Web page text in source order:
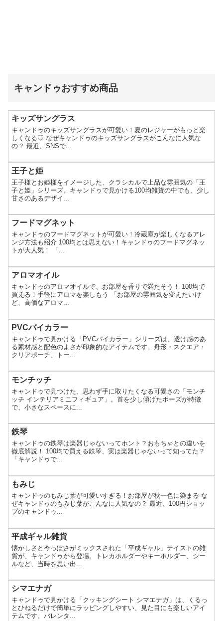
キャンドゥおすすめ商品
キッズサングラス
キャンドゥのキッズサングラスが可愛い！夏のレジャーがもっと楽
しくなる♡ なぜキャンドゥのキッズサングラスがこんなに人気な
の？ 最近、SNSで...
王子と姫
王子様とお姫様をイメージした、クラシカルで上品な雰囲気の「王
子と姫」シリーズ。キャンドゥで見かける100均雑貨の中でも、少し
甘さのあるデザイ...
フードマグネット
キャンドゥのフードマグネットが可愛い！冷蔵庫が楽しくなるアレ
ンジ方法も紹介 100均とは思えない！キャンドゥのフードマグネッ
トが大人気！ 「...
アロマオイル
キャンドゥのアロマオイルで、お部屋を香りで満たそう！ 100均で
買える！手軽にアロマを楽しもう 「お部屋の雰囲気を変えたいけ
ど、高価なアロマ...
PVCバイカラー
キャンドゥで見かける「PVCバイカラー」シリーズは、透け感のあ
る素材感と配色のよさが印象的なアイテムです。舟形・スクエア・
クリアポーチ、トー...
モンチッチ
キャンドゥで見つけた、思わず手に取りたくなる可愛さの「モンチ
ッチ インテリアミニフィギュア」。首を少し傾げたポーズが特徴
で、小さなスペースに...
鉄琴
キャンドゥの鉄琴は楽器じゃないってホント？おもちゃとの違いを
徹底解説！ 100均で買える鉄琴、実は楽器じゃないって知ってた？
「キャンドゥで...
もみじ
キャンドゥのもみじ葉が可愛いすぎる！お部屋が秋一色に染まる な
ぜキャンドゥのもみじ葉がこんなに人気なの？ 最近、100円ショッ
プのキャンドゥ...
平成ギャル雑貨
懐かしさと今っぽさがミックスされた「平成ギャル」テイストの雑
貨が、キャンドゥから登場。トレカホルダーやキーホルダー、シー
ルなど、当時を思い出...
シマエナガ
キャンドゥで見かける「クッキングシート シマエナガ」は、くるっ
とひねるだけで簡単にラッピングしやすい、見た目にも楽しいアイ
テムです。バレンタ...